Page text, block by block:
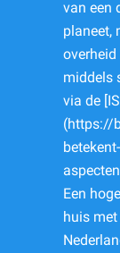
van een
planeet,
middels
via de
(https://
Een
huis